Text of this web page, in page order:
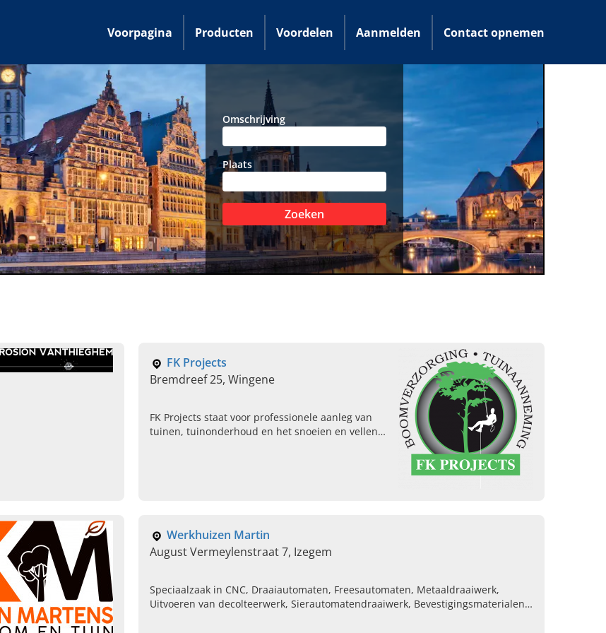
Voorpagina Producten Voordelen Aanmelden Contact opnemen
Omschrijving
Plaats
Zoeken
FK Projects
Bremdreef 25, Wingene
FK Projects staat voor professionele aanleg van
tuinen, tuinonderhoud en het snoeien en vellen
Werkhuizen Martin
August Vermeylenstraat 7, Izegem
Speciaalzaak in CNC, Draaiautomaten, Freesautomaten, Metaaldraaiwerk,
Uitvoeren van decolteerwerk, Sierautomatendraaiwerk, Bevestigingsmaterialen